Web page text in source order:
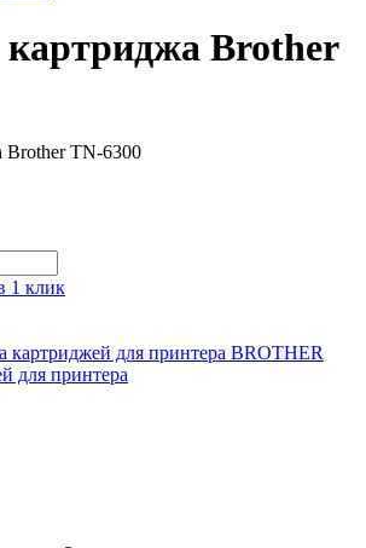
картриджа Brother
Brother TN-6300
1 клик
картриджей для принтера BROTHER
для принтера